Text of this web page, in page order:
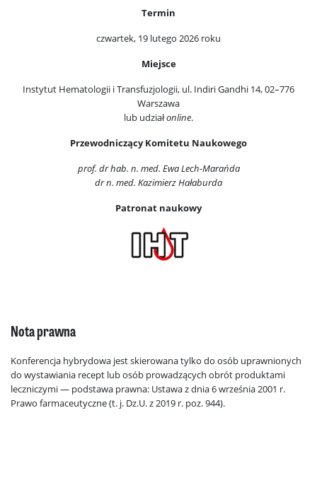
Termin
czwartek, 19 lutego 2026 roku
Miejsce
Instytut Hematologii i Transfuzjologii, ul. Indiri Gandhi 14, 02–776
Warszawa
lub udziałonline.
Przewodniczący Komitetu Naukowego
prof. dr hab. n. med. Ewa Lech-Marańda
dr n. med. Kazimierz Hałaburda
Patronat naukowy
Nota prawna
Konferencja hybrydowa jest skierowana tylko do osób uprawnionych
do wystawiania recept lub osób prowadzących obrót produktami
leczniczymi — podstawa prawna: Ustawa z dnia 6 września 2001 r.
Prawo farmaceutyczne (t. j. Dz.U. z 2019 r. poz. 944).